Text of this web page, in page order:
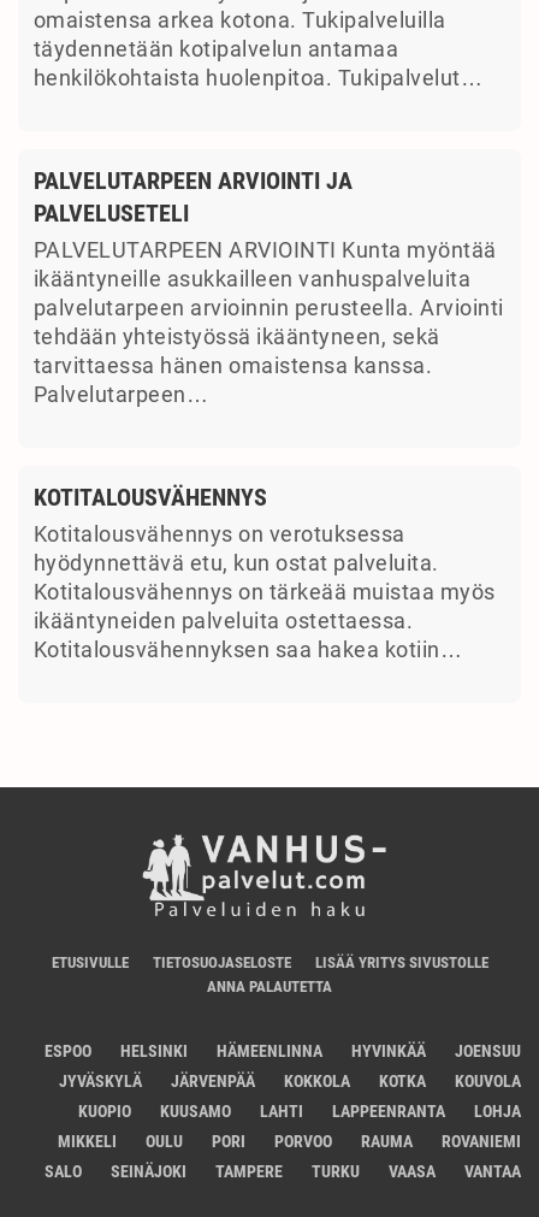
omaistensa arkea kotona. Tukipalveluilla
täydennetään kotipalvelun antamaa
henkilökohtaista huolenpitoa. Tukipalvelut…
PALVELUTARPEEN ARVIOINTI JA
PALVELUSETELI
PALVELUTARPEEN ARVIOINTI Kunta myöntää
ikääntyneille asukkailleen vanhuspalveluita
palvelutarpeen arvioinnin perusteella. Arviointi
tehdään yhteistyössä ikääntyneen, sekä
tarvittaessa hänen omaistensa kanssa.
Palvelutarpeen…
KOTITALOUSVÄHENNYS
Kotitalousvähennys on verotuksessa
hyödynnettävä etu, kun ostat palveluita.
Kotitalousvähennys on tärkeää muistaa myös
ikääntyneiden palveluita ostettaessa.
Kotitalousvähennyksen saa hakea kotiin…
ETUSIVULLE TIETOSUOJASELOSTE
LISÄÄ YRITYS SIVUSTOLLE
ANNA PALAUTETTA
ESPOO HELSINKI HÄMEENLINNA HYVINKÄÄ
JOENSUU
JYVÄSKYLÄ
JÄRVENPÄÄ KOKKOLA KOTKA
KOUVOLA
KUOPIO
KUUSAMO LAHTI LAPPEENRANTA
LOHJA
MIKKELI
OULU PORI PORVOO RAUMA
ROVANIEMI
SALO
SEINÄJOKI TAMPERE TURKU VAASA VANTAA